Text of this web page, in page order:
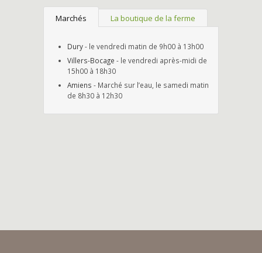
Marchés La boutique de la ferme
Dury- le vendredi matin de 9h00 à 13h00
Villers-Bocage - le vendredi après-midi de
15h00 à 18h30
Amiens - Marché sur l’eau, le samedi matin
de 8h30 à 12h30